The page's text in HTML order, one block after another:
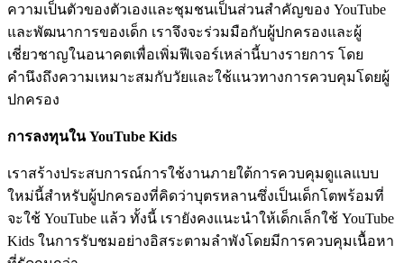
ความเป็นตัวของตัวเองและชุมชนเป็นส่วนสำคัญของ YouTube
และพัฒนาการของเด็ก เราจึงจะร่วมมือกับผู้ปกครองและผู้
เชี่ยวชาญในอนาคตเพื่อเพิ่มฟีเจอร์เหล่านี้บางรายการ โดย
คำนึงถึงความเหมาะสมกับวัยและใช้แนวทางการควบคุมโดยผู้
ปกครอง
การลงทุนใน YouTube Kids
เราสร้างประสบการณ์การใช้งานภายใต้การควบคุมดูแลแบบ
ใหม่นี้สำหรับผู้ปกครองที่คิดว่าบุตรหลานซึ่งเป็นเด็กโตพร้อมที่
จะใช้ YouTube แล้ว ทั้งนี้ เรายังคงแนะนำให้เด็กเล็กใช้ YouTube
Kids ในการรับชมอย่างอิสระตามลำพังโดยมีการควบคุมเนื้อหา